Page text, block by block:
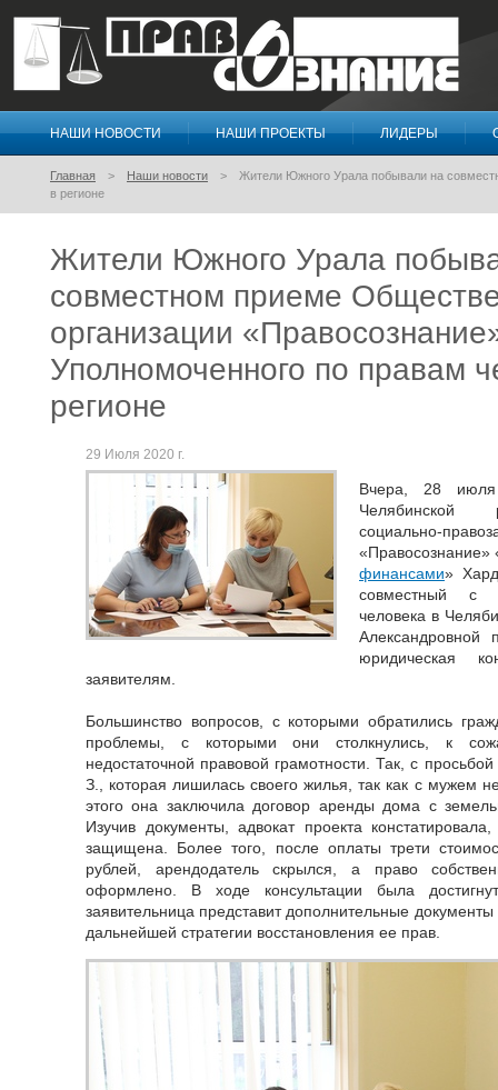
Правосознание
НАШИ НОВОСТИ НАШИ ПРОЕКТЫ ЛИДЕРЫ
Главная Наши новости
Жители Южного Урала побывали на
в регионе
Жители Южного Урала
совместном приеме
организации
Уполномоченного по правам
регионе
29 Июля 2020 г.
Вчера, 28 июля
Челябинской
социально-
«Правосознание»
финансами»
совместный с
человека в
юридическая
заявителям.
Большинство вопросов, с которыми обратились
проблемы, с которыми они столкнулись, к
недостаточной правовой грамотности. Так, с
З., которая лишилась своего жилья, так как с мужем
этого она заключила договор аренды дома с
Изучив документы, адвокат проекта
защищена. Более того, после оплаты трети
рублей, арендодатель скрылся, а право
оформлено. В ходе консультации была
заявительница представит дополнительные
дальнейшей стратегии восстановления ее прав.